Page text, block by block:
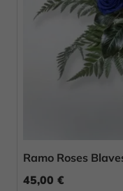
Ramo Roses
45,00 €